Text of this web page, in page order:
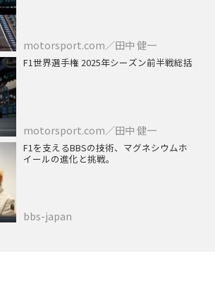
motorsport.com／田中 健一
F1世界選手権 2025年シーズン前半戦総括
motorsport.com／田中 健一
F1を支えるBBSの技術、マグネシウムホ
イールの進化と挑戦。
bbs-japan